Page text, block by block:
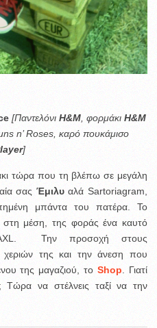
[Παντελόνι Η&Μ , φορμάκι H&M
n’ Roses, καρό πουκάμισο
]
τώρα που τη βλέπω σε μεγάλη
σας Έμιλυαλά Sartoriagram,
μπάντα του πατέρα. Το
στη μέση, της φοράς ένα καυτό
AXL. Την προσοχή στους
χεριών της και την άνεση που
της μαγαζιού, τοShop . Γιατί
να στέλνεις ταξί να την